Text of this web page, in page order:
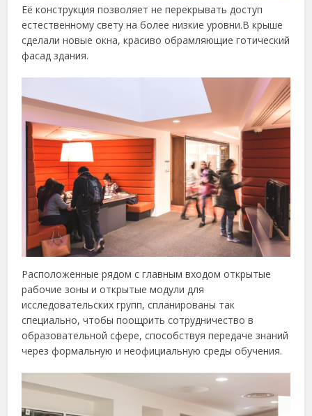
Её конструкция позволяет не перекрывать доступ
естественному свету на более низкие уровни.В крыше
сделали новые окна, красиво обрамляющие готический
фасад здания.
Расположенные рядом с главным входом открытые
рабочие зоны и открытые модули для
исследовательских групп, спланированы так
специально, чтобы поощрить сотрудничество в
образовательной сфере, способствуя передаче знаний
через формальную и неофициальную среды обучения.